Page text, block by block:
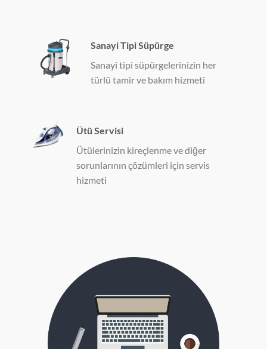
Sanayi Tipi Süpürge
Sanayi tipi süpürgelerinizin her
türlü tamir ve bakım hizmeti
Ütü Servisi
Ütülerinizin kireçlenme ve diğer
sorunlarının çözümleri için servis
hizmeti